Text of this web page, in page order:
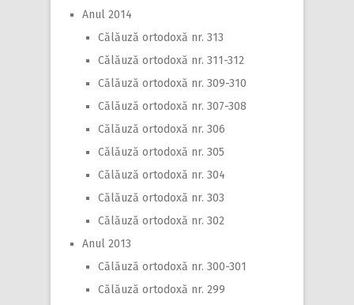
Anul 2014
Călăuză ortodoxă nr. 313
Călăuză ortodoxă nr. 311-312
Călăuză ortodoxă nr. 309-310
Călăuză ortodoxă nr. 307-308
Călăuză ortodoxă nr. 306
Călăuză ortodoxă nr. 305
Călăuză ortodoxă nr. 304
Călăuză ortodoxă nr. 303
Călăuză ortodoxă nr. 302
Anul 2013
Călăuză ortodoxă nr. 300-301
Călăuză ortodoxă nr. 299